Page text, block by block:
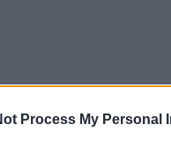
Process My Personal